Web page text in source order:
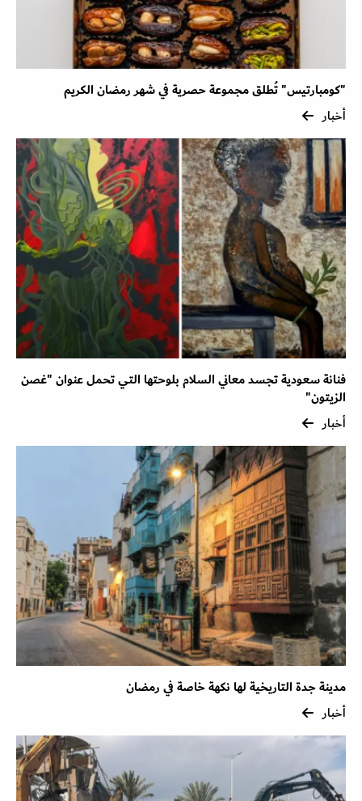
"كومبارتيس" تُطلق مجموعة حصرية في شهر رمضان الكريم
أخبار
فنانة سعودية تجسد معاني السلام بلوحتها التي تحمل عنوان "غصن
الزيتون"
أخبار
مدينة جدة التاريخية لها نكهة خاصة في رمضان
أخبار